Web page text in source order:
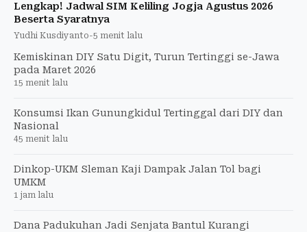
Lengkap! Jadwal SIM Keliling Jogja Agustus 2026
Beserta Syaratnya
Yudhi Kusdiyanto-5 menit lalu
Kemiskinan DIY Satu Digit, Turun Tertinggi se-Jawa
pada Maret 2026
15 menit lalu
Konsumsi Ikan Gunungkidul Tertinggal dari DIY dan
Nasional
45 menit lalu
Dinkop-UKM Sleman Kaji Dampak Jalan Tol bagi
UMKM
1 jam lalu
Dana Padukuhan Jadi Senjata Bantul Kurangi